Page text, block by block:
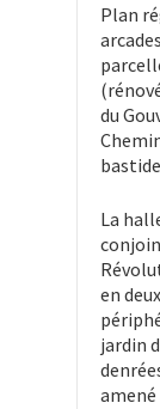
Plan
du
La
en
jardin